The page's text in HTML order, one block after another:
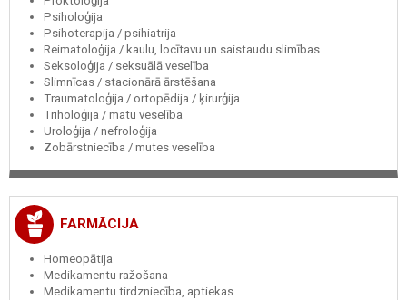
Psiholoģija
Psihoterapija / psihiatrija
Reimatoloģija / kaulu, locītavu un saistaudu slimības
Seksoloģija / seksuālā veselība
Slimnīcas / stacionārā ārstēšana
Traumatoloģija / ortopēdija / ķirurģija
Triholoģija / matu veselība
Uroloģija / nefroloģija
Zobārstniecība / mutes veselība
FARMĀCIJA
Homeopātija
Medikamentu ražošana
Medikamentu tirdzniecība, aptiekas